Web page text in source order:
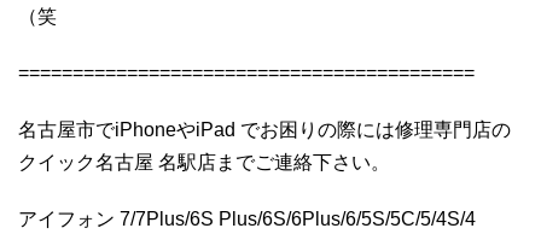
（笑
==========================================
名古屋市でiPhoneやiPad でお困りの際には修理専門店の
クイック名古屋 名駅店までご連絡下さい。
アイフォン 7/7Plus/6S Plus/6S/6Plus/6/5S/5C/5/4S/4